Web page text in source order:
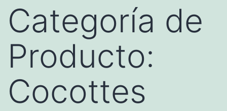
Categoría de
Producto:
Cocottes